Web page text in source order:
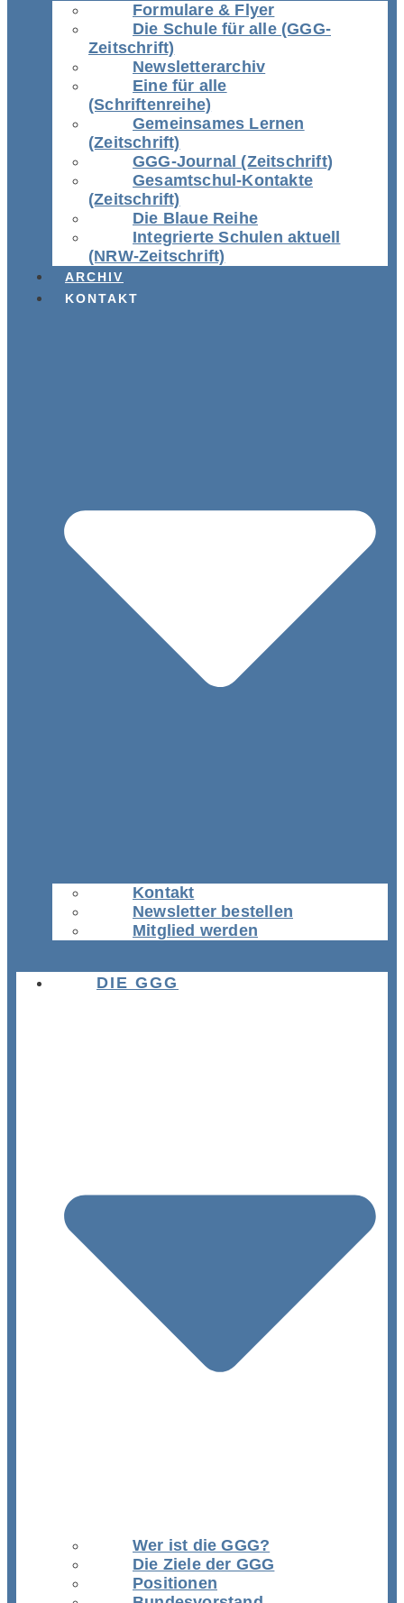
Formulare & Flyer
Die Schule für alle (GGG-
Zeitschrift)
Newsletterarchiv
Eine für alle
(Schriftenreihe)
Gemeinsames Lernen
(Zeitschrift)
GGG-Journal (Zeitschrift)
Gesamtschul-Kontakte
(Zeitschrift)
Die Blaue Reihe
Integrierte Schulen aktuell
(NRW-Zeitschrift)
ARCHIV
KONTAKT
Kontakt
Newsletter bestellen
Mitglied werden
DIE GGG
Wer ist die GGG?
Die Ziele der GGG
Positionen